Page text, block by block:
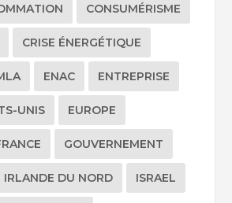
CONSUMÉRISME
CRISE ÉNERGÉTIQUE
ENAC ENTREPRISE
UNIS EUROPE
GOUVERNEMENT
IRLANDE DU NORD ISRAEL